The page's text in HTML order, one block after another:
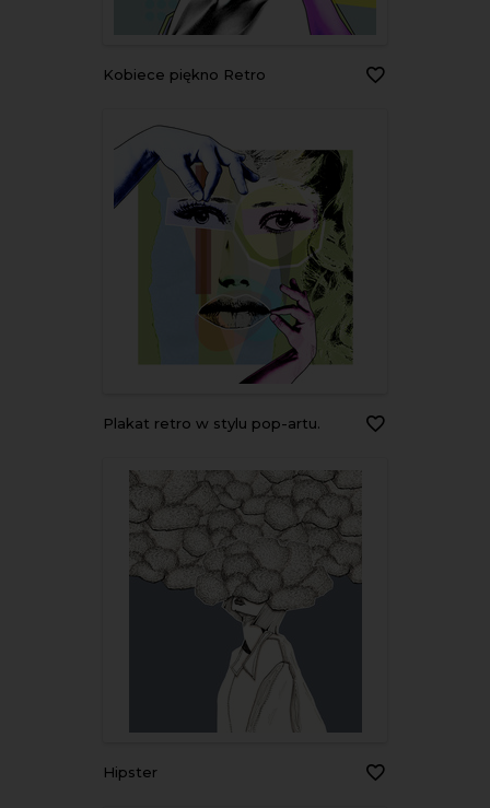
Kobiece piękno Retro
Plakat retro w stylu pop-artu.
Hipster